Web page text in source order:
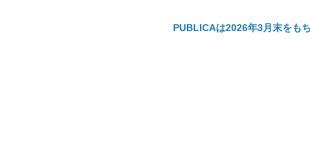
PUBLICAは2026年3月末をも